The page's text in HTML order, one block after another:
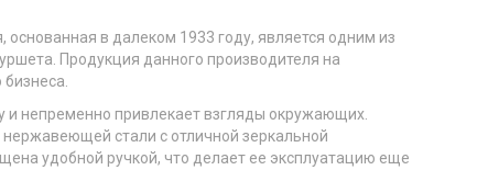
в далеком 1933 году, является одним из
Продукция данного производителя на
и непременно привлекает взгляды окружающих.
нержавеющей стали с отличной зеркальной
удобной ручкой, что делает ее эксплуатацию еще